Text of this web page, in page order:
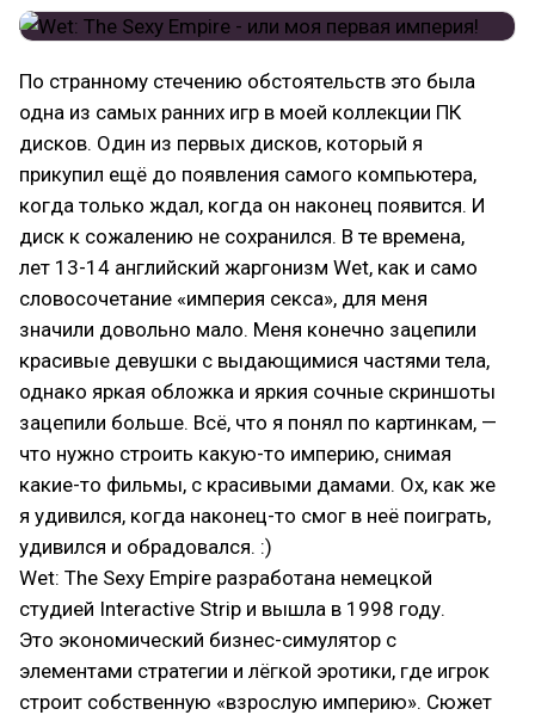
По странному стечению обстоятельств это была
одна из самых ранних игр в моей коллекции ПК
дисков. Один из первых дисков, который я
прикупил ещё до появления самого компьютера,
когда только ждал, когда он наконец появится. И
диск к сожалению не сохранился. В те времена,
лет 13-14 английский жаргонизм Wet, как и само
словосочетание «империя секса», для меня
значили довольно мало. Меня конечно зацепили
красивые девушки с выдающимися частями тела,
однако яркая обложка и яркия сочные скриншоты
зацепили больше. Всё, что я понял по картинкам, —
что нужно строить какую-то империю, снимая
какие-то фильмы, с красивыми дамами. Ох, как же
я удивился, когда наконец-то смог в неё поиграть,
удивился и обрадовался. :)
Wet: The Sexy Empire разработана немецкой
студией Interactive Strip и вышла в 1998 году.
Это экономический бизнес-симулятор с
элементами стратегии и лёгкой эротики, где игрок
строит собственную «взрослую империю». Сюжет